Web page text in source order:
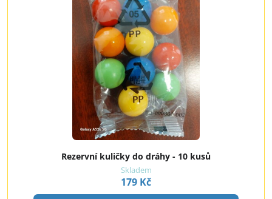
Rezervní kuličky do dráhy - 10 kusů
Skladem
179 Kč